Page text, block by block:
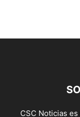
CSC Noticias